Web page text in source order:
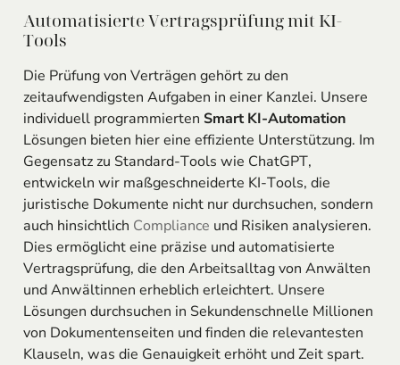
Automatisierte Vertragsprüfung mit KI-
Tools
Die Prüfung von Verträgen gehört zu den
zeitaufwendigsten Aufgaben in einer Kanzlei. Unsere
individuell programmierten Smart KI-Automation
Lösungen bieten hier eine effiziente Unterstützung. Im
Gegensatz zu Standard-Tools wie ChatGPT,
entwickeln wir maßgeschneiderte KI-Tools, die
juristische Dokumente nicht nur durchsuchen, sondern
auch hinsichtlich Compliance und Risiken analysieren.
Dies ermöglicht eine präzise und automatisierte
Vertragsprüfung, die den Arbeitsalltag von Anwälten
und Anwältinnen erheblich erleichtert. Unsere
Lösungen durchsuchen in Sekundenschnelle Millionen
von Dokumentenseiten und finden die relevantesten
Klauseln, was die Genauigkeit erhöht und Zeit spart.